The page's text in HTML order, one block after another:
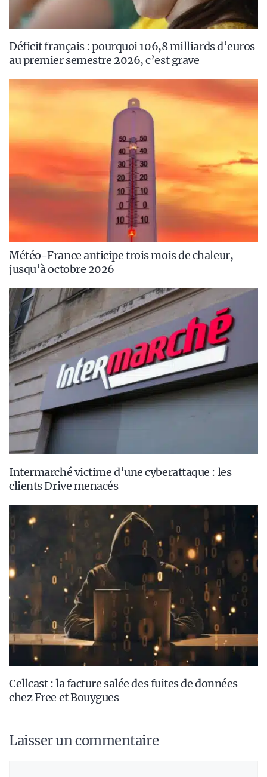
Déficit français : pourquoi 106,8 milliards d’euros
au premier semestre 2026, c’est grave
Météo-France anticipe trois mois de chaleur,
jusqu’à octobre 2026
Intermarché victime d’une cyberattaque : les
clients Drive menacés
Cellcast : la facture salée des fuites de données
chez Free et Bouygues
Laisser un commentaire